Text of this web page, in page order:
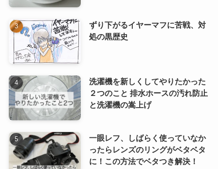
ずり下がるイヤーマフに苦戦、対
処の黒歴史
洗濯機を新しくしてやりたかった
２つのこと 排水ホースの汚れ防止
と洗濯機の嵩上げ
一眼レフ、しばらく使っていなか
ったらレンズのリングがベタベタ
に！この方法でベタつき解決！